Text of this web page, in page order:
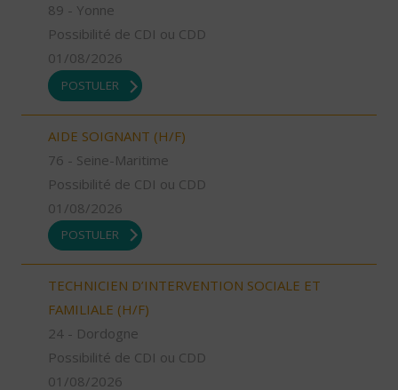
89 - Yonne
Possibilité de CDI ou CDD
01/08/2026
POSTULER
AIDE SOIGNANT (H/F)
76 - Seine-Maritime
Possibilité de CDI ou CDD
01/08/2026
POSTULER
TECHNICIEN D’INTERVENTION SOCIALE ET
FAMILIALE (H/F)
24 - Dordogne
Possibilité de CDI ou CDD
01/08/2026